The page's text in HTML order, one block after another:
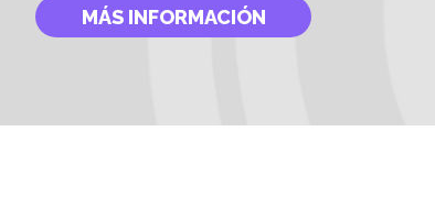
MÁS INFORMACIÓN